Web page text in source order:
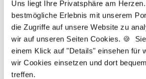
Uns liegt Ihre Privatsphäre am
bestmögliche Erlebnis mit unserem
die Zugriffe auf unsere Website zu
wir auf unseren Seiten Cookies. 🍪
einem Klick auf "Details" einsehen für
wir Cookies einsetzen und dort
treffen.